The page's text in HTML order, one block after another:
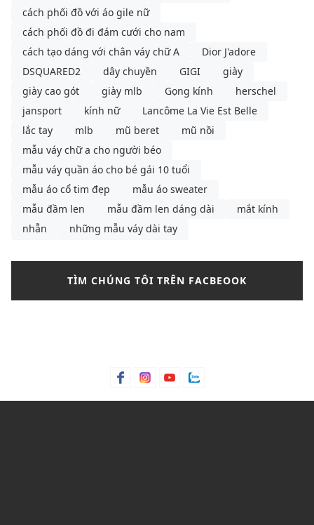
cách phối đồ với áo gile nữ
cách phối đồ đi đám cưới cho nam
cách tạo dáng với chân váy chữ A
Dior J'adore
DSQUARED2
dây chuyền GIGI
giày
giày cao gót
giày mlb Gọng kính
herschel
jansport
kính nữ
Lancôme La Vie Est Belle
lắc tay
mlb mũ beret
mũ nồi
mẫu váy chữ a cho người béo
mẫu váy quần áo cho bé gái 10 tuổi
mẫu áo cổ tim đẹp
mẫu áo sweater
mẫu đầm len
mẫu đầm len dáng dài
mắt kính
nhẫn
những mẫu váy dài tay
nước hoa
outfit thu đông
phối đồ với shoulder bag
phối đồ với túi kẹp nách
phối đồ với túi đeo vai
phối đồ với áo giữ nhiệt nữ
TÌM CHÚNG TÔI TRÊN FACBEOOK